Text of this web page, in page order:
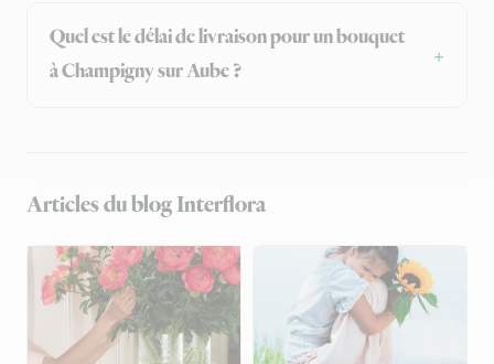
Quel est le délai de livraison pour un bouquet
à Champigny sur Aube ?
Articles du blog Interflora